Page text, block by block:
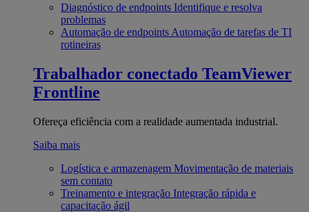
Diagnóstico de endpoints Identifique e resolva
problemas
Automação de endpoints Automação de tarefas de TI
rotineiras
Trabalhador conectado TeamViewer
Frontline
Ofereça eficiência com a realidade aumentada industrial.
Saiba mais
Logística e armazenagem Movimentação de materiais
sem contato
Treinamento e integração Integração rápida e
capacitação ágil